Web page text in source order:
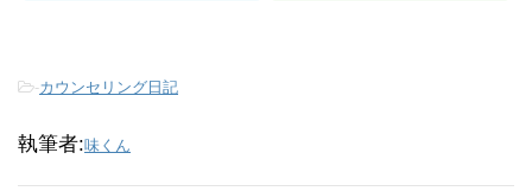
-カウンセリング日記
執筆者:味くん